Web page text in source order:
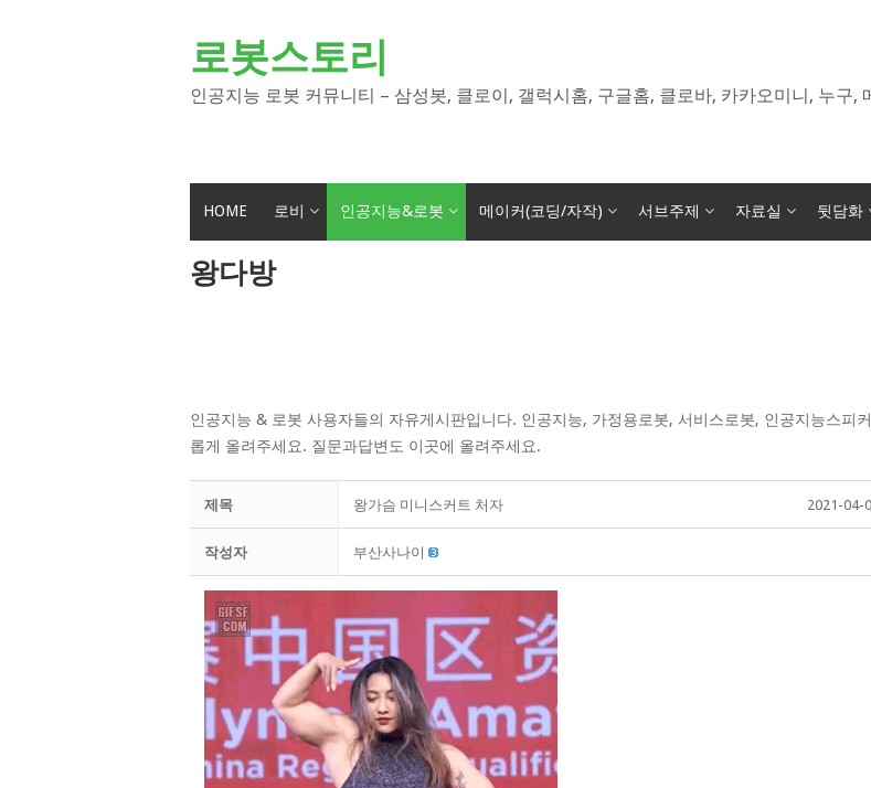
로봇스토리
인공지능 로봇 커뮤니티 – 삼성봇, 클로이, 갤럭시홈, 구글홈, 클로바, 카카오미니, 누구
HOME 로비 인공지능&로봇 메이커(코딩/자작) 서브주제 자료실 뒷담화
왕다방
인공지능 & 로봇 사용자들의 자유게시판입니다. 인공지능, 가정용로봇, 서비스로봇, 인공지능스피
롭게 올려주세요. 질문과답변도 이곳에 올려주세요.
제목 왕가슴 미니스커트 처자 2021-04-
작성자 부산사나이